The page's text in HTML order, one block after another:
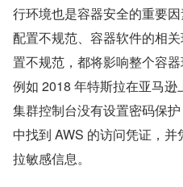
行环境也是容器安全的重要
配置不规范、容器软件的相
置不规范，都将影响整个容器
例如 2018 年特斯拉在亚马
集群控制台没有设置密码保
中找到 AWS 的访问凭证，
拉敏感信息。